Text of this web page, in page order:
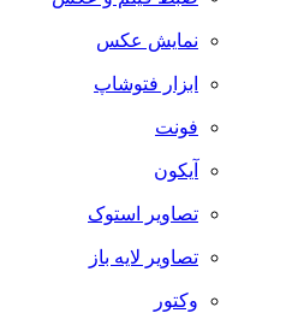
نمایش عکس
ابزار فتوشاپ
فونت
آیکون
تصاویر استوک
تصاویر لایه باز
وکتور